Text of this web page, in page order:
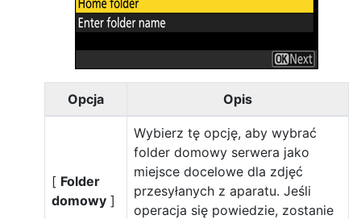
Opcja Opis
[ Folder
domowy ]
Wybierz tę opcję, aby wybrać
folder domowy serwera jako
miejsce docelowe dla zdjęć
przesyłanych z aparatu. Jeśli
operacja się powiedzie, zostanie